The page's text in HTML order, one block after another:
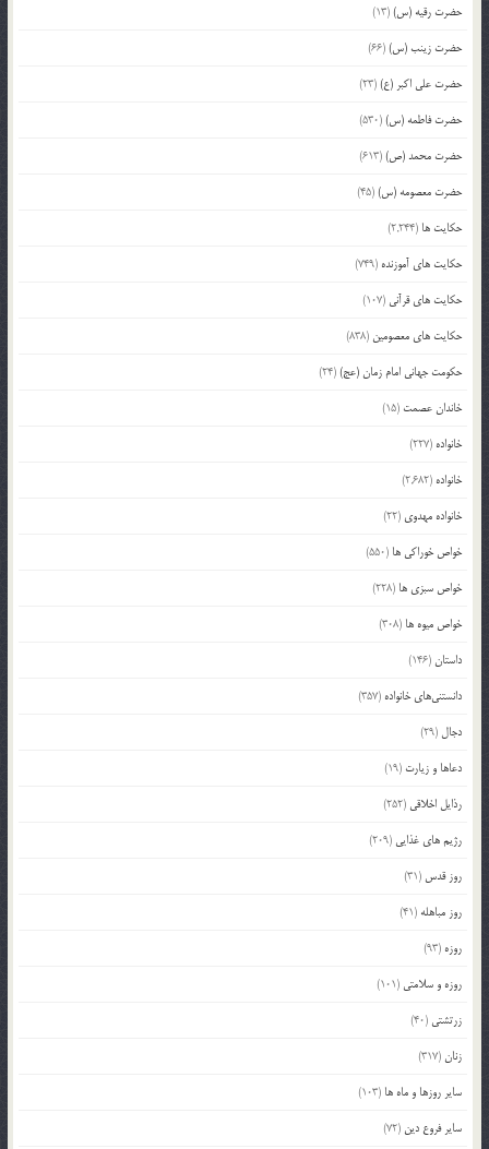
حضرت رقیه (س)(13)
حضرت زینب (س)(66)
حضرت علی اکبر (ع)(23)
حضرت فاطمه (س)(530)
حضرت محمد (ص)(613)
حضرت معصومه (س)(45)
حکایت ها (2,244)
حکایت های آموزنده (749)
حکایت های قرآنی (107)
حکایت های معصومین (838)
حکومت جهانی امام زمان (عج)(24)
خاندان عصمت (15)
خانواده (227)
خانواده (2,682)
خانواده مهدوی (22)
خواص خوراکی ها (550)
خواص سبزی ها (228)
خواص میوه ها (308)
داستان (146)
دانستنی‌های خانواده (357)
دجال (29)
دعاها و زیارت (19)
رذایل اخلاقی (252)
رژیم های غذایی (209)
روز قدس (31)
روز مباهله (41)
روزه (93)
روزه و سلامتی (101)
زرتشتی (40)
زنان (317)
سایر روزها و ماه ها (103)
سایر فروع دین (72)